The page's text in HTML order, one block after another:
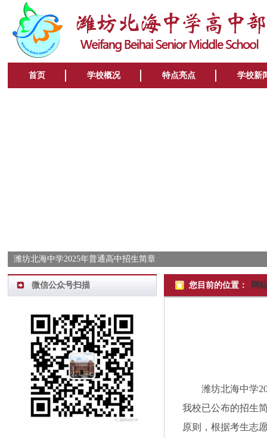
首页 学校概况 特点亮点 学校新
潍坊北海中学2025年普通高中招生简章
您目前的位置： 网
潍坊北海中学
我校已公布的招生
原则，根据考生志
微信公众号扫描